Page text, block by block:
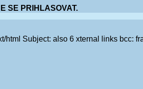
SE PRIHLASOVAT.
html Subject: also 6 xternal links